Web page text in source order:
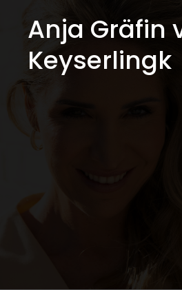
Anja Gräfin
Keyserlingk